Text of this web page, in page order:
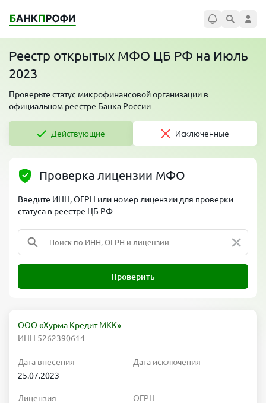
Реестр открытых МФО ЦБ РФ на Июль
2023
Проверьте статус микрофинансовой организации в
официальном реестре Банка России
Действующие Исключенные
Проверка лицензии МФО
Введите ИНН, ОГРН или номер лицензии для проверки
статуса в реестре ЦБ РФ
Проверить
×
ООО «Хурма Кредит МКК»
ИНН 5262390614
Дата внесения
25.07.2023
Дата исключения
-
Лицензия
ОГРН